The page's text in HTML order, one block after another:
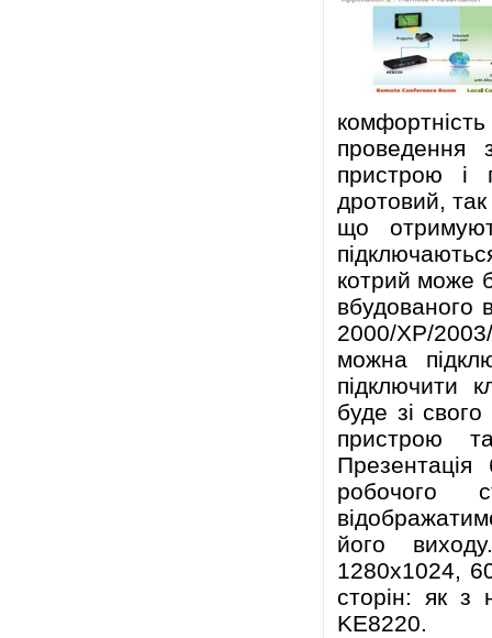
проведення
пристрою і
дротовий,
що
котрий може
вбудованого
2000/XP/
можна
підключити
буде зі
пристрою
робочого
його
1280х1024,
сторін: як з
KE8220.